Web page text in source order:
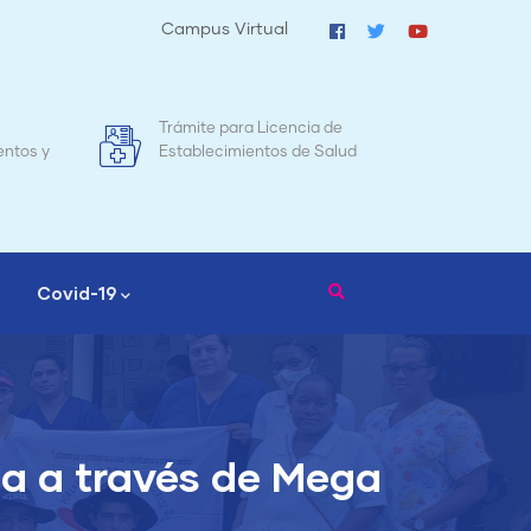
Campus Virtual
para Licencia de
de Salud
Mapa de Mortalidad
Nicaragua
Covid-19
a través de Mega